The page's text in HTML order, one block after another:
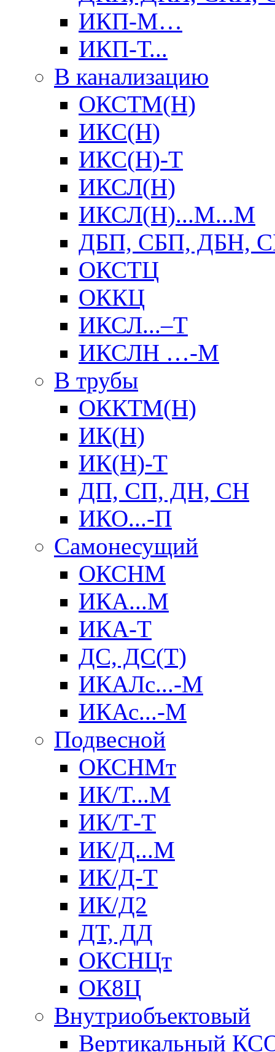
ИКП-М…
ИКП-Т...
В канализацию
ОКСТМ(Н)
ИКС(Н)
ИКС(Н)-Т
ИКСЛ(Н)
ИКСЛ(Н)...М...М
ДБП, СБП, ДБН,
ОКСТЦ
ОККЦ
ИКСЛ...–Т
ИКСЛН …-М
В трубы
ОККТМ(Н)
ИК(Н)
ИК(Н)-Т
ДП, СП, ДН, СН
ИКО...-П
Самонесущий
ОКСНМ
ИКА...М
ИКА-Т
ДС, ДС(Т)
ИКАЛс...-М
ИКАс...-М
Подвесной
ОКСНМт
ИК/Т...М
ИК/Т-Т
ИК/Д...М
ИК/Д-Т
ИК/Д2
ДТ, ДД
ОКСНЦт
ОК8Ц
Внутриобъектовый
Вертикальный